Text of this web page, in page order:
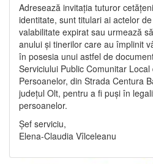
Adresează invitația tuturor
identitate, sunt titulari ai actelor
valabilitate expirat sau urmează
anului și tinerilor care au împlinit
în posesia unui astfel de
Serviciului Public Comunitar Local
Persoanelor, din Strada Centura
județul Olt, pentru a fi puși în
persoanelor.
Șef serviciu,
Elena-Claudia Vîlceleanu